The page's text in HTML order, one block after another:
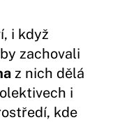
i když
zachovali
z nich dělá
i
kde